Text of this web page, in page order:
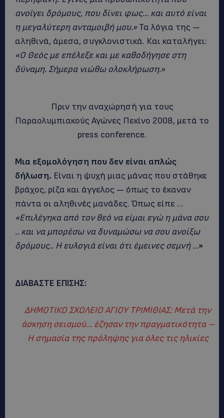
ανοίγει δρόμους, που δίνει φως… και αυτό είναι
η μεγαλύτερη ανταμοιβή μου.» Τα λόγια της —
αληθινά, άμεσα, συγκλονιστικά. Και καταλήγει:
«Ο Θεός με επέλεξε και με καθοδήγησε στη
δύναμη. Σήμερα νιώθω ολοκλήρωση.»
Πριν την αναχώρησή για τους
Παραολυμπιακούς Αγώνες Πεκίνο 2008, μετά το
press conference.
Μια εξομολόγηση που δεν είναι απλώς
δήλωση. Είναι η ψυχή μιας μάνας που στάθηκε
βράχος, ρίζα και άγγελος — όπως το έκαναν
πάντα οι αληθινές μανάδες. Όπως είπε …
«Επιλέγηκα από τον θεό να είμαι εγώ η μάνα σου
.. και να μπορέσω να δυναμώσω να σου ανοίξω
δρόμους.. Η ευλογιά είναι ότι έμεινες σεμνή …»
ΔΙΑΒΑΣΤΕ ΕΠΙΣΗΣ:
ΔΗΜΟΤΙΚΟ ΣΧΟΛΕΙΟ ΑΓΙΟΥ ΤΡΙΜΙΘΙΑΣ: Μετά την
άσκηση σεισμού… έζησαν την πραγματικότητα –
Η σημασία της πρόληψης για όλες τις ηλικίες